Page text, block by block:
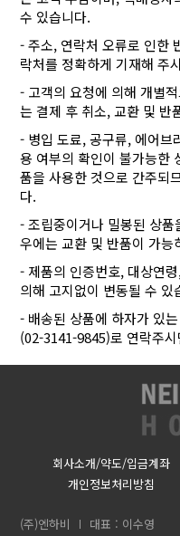
수 있습니다.
- 주소, 연락처 오류로 인한
락처를 정확하게 기재해 주
- 고객의 요청에 의해 개별
는 결제 후 취소, 교환 및 반
- 병입 도료, 공구류, 에어브
용 여부의 확인이 불가능한
품을 사용한 것으로 간주되
다.
- 조립중이거나 밀봉된 상
우에는 교환 및 반품이 가능
- 제품의 인증번호, 대상연
의해 고지없이 변동될 수 있
- 배송된 상품에 하자가 있
(02-3141-9845)로 연락주
회사소개/약도/입금계좌
개인정보처리방침
(주)엔하비
대표 : 이수영